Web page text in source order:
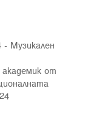
- Музикален
академик от